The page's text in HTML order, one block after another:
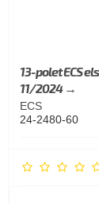
13-polet ECS
11/2024 →
ECS
24-2480-60